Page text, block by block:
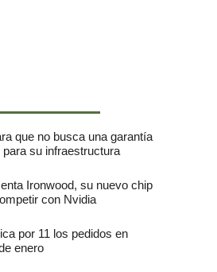
que no busca una garantía
para su infraestructura
Ironwood, su nuevo chip
con Nvidia
por 11 los pedidos en
enero